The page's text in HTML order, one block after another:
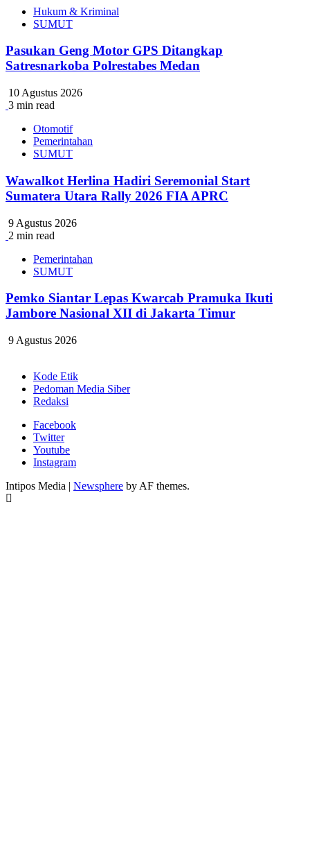
Hukum & Kriminal
SUMUT
Pasukan Geng Motor GPS Ditangkap
Satresnarkoba Polrestabes Medan
10 Agustus 2026
3 min read
Otomotif
Pemerintahan
SUMUT
Wawalkot Herlina Hadiri Seremonial Start
Sumatera Utara Rally 2026 FIA APRC
9 Agustus 2026
2 min read
Pemerintahan
SUMUT
Pemko Siantar Lepas Kwarcab Pramuka Ikuti
Jambore Nasional XII di Jakarta Timur
9 Agustus 2026
Kode Etik
Pedoman Media Siber
Redaksi
Facebook
Twitter
Youtube
Instagram
Intipos Media | Newsphere by AF themes.